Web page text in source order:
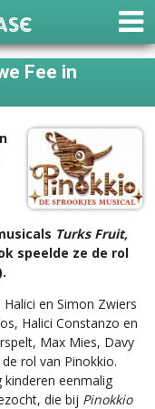
Fee in
Turks Fruit,
speelde ze de rol
en Simon Zwiers
Halici Constanzo en
Max Mies, Davy
rol van Pinokkio.
eenmalig
die bij Pinokkio